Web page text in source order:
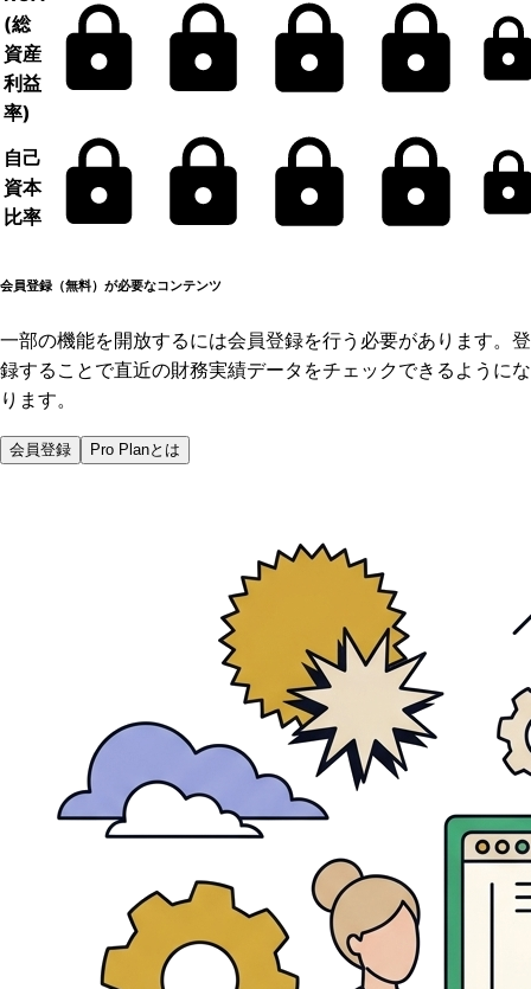
(総
資産
利益
率)
自己
資本
比率
会員登録（無料）が必要なコンテンツ
一部の機能を開放するには会員登録を行う必要があります。登
録することで直近の財務実績データをチェックできるようにな
ります。
会員登録 Pro Planとは